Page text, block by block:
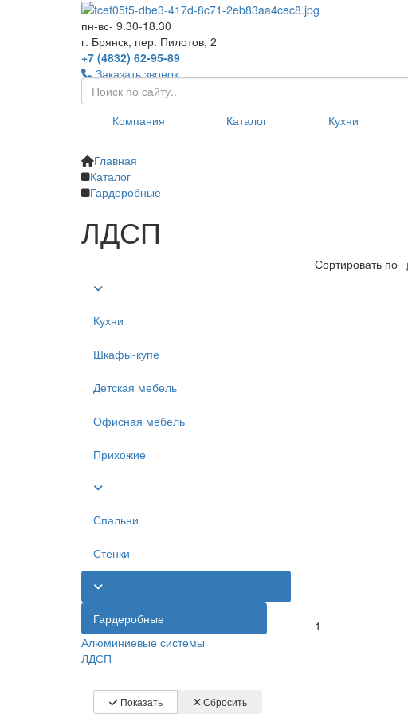
пн-вс- 9.30-18.30
г. Брянск, пер. Пилотов, 2
+7 (4832) 62-95-89
Заказать звонок
Компания Каталог Кухни
Главная
Каталог
Гардеробные
ЛДСП
Кухни
Шкафы-купе
Детская мебель
Офисная мебель
Прихожие
Спальни
Стенки
Гардеробные
Алюминиевые системы
ЛДСП
Показать Сбросить
Сортировать по
1